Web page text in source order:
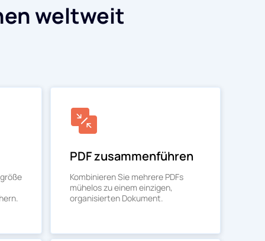
weltweit
PDF zusammenführen
Kombinieren Sie mehrere PDFs
mühelos zu einem einzigen,
organisierten Dokument.